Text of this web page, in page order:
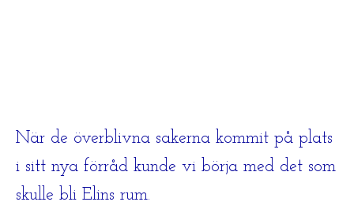
När de överblivna sakerna kommit på plats
i sitt nya förråd kunde vi börja med det som
skulle bli Elins rum.